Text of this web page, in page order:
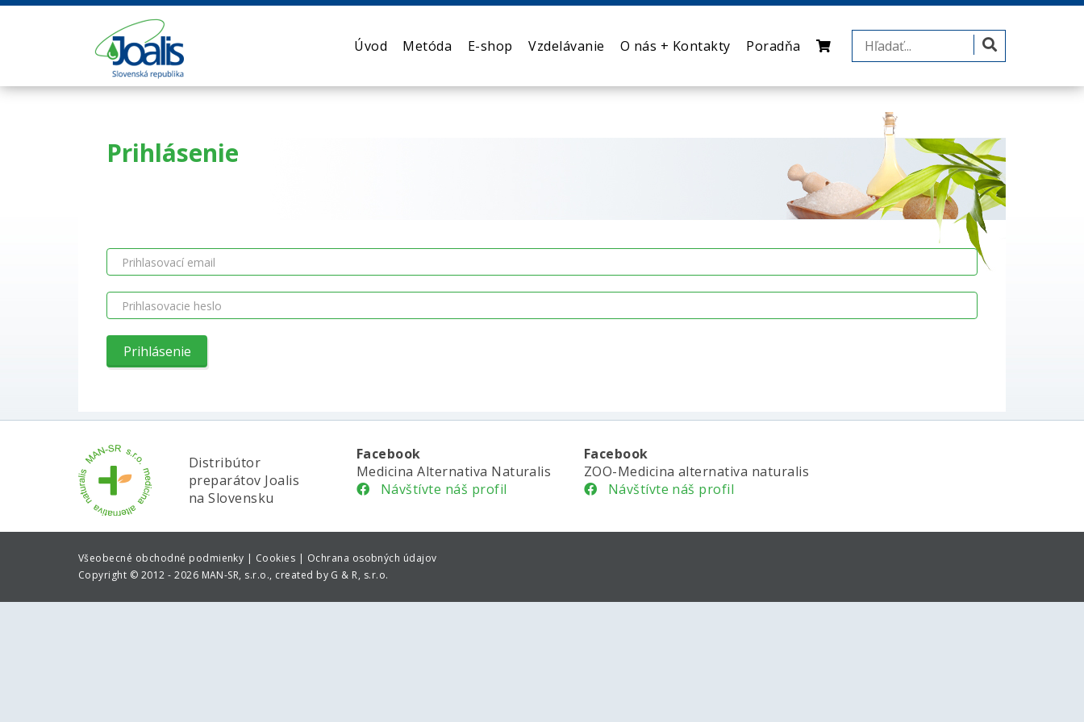
Úvod Metóda E-shop Vzdelávanie O nás + Kontakty Poradňa
Prihlásenie
Distribútor
preparátov Joalis
na Slovensku
Facebook
Medicina Alternativa Naturalis
Návštívte náš profil
Facebook
ZOO-Medicina alternativa naturalis
Návštívte náš profil
Všeobecné obchodné podmienky | Cookies | Ochrana osobných údajov
Copyright © 2012 - 2026 MAN-SR, s.r.o., created by G & R, s.r.o.